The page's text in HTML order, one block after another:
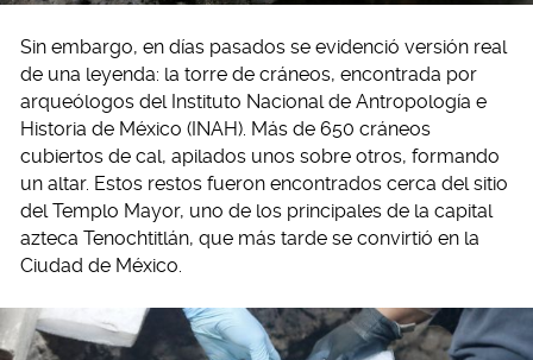
Sin embargo, en días pasados se evidenció versión real
de una leyenda: la torre de cráneos, encontrada por
arqueólogos del Instituto Nacional de Antropología e
Historia de México (INAH). Más de 650 cráneos
cubiertos de cal, apilados unos sobre otros, formando
un altar. Estos restos fueron encontrados cerca del sitio
del Templo Mayor, uno de los principales de la capital
azteca Tenochtitlán, que más tarde se convirtió en la
Ciudad de México.